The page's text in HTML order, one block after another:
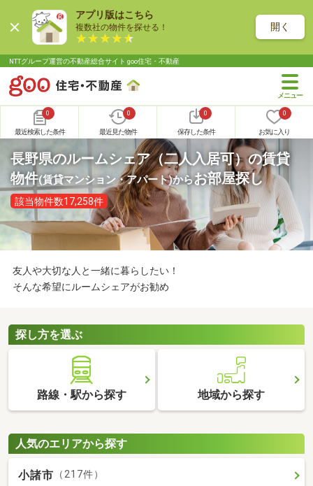
アプリ版はこちら
複数社の物件を探せる！ 開く
NTTグループ運営の不動産総合サイト goo住宅・不動産
0
最近検索した条件
0
最近見た物件
0
保存した条件
0
お気に入り
長野県のルームシェア（二人入居可）の賃貸
物件(賃貸マンション・アパート)からお部屋探し
該当物件数17,258件
友人や大切な人と一緒に暮らしたい！
そんな希望にルームシェアがお勧め
探し方を選ぶ
路線・駅から探す 地域から探す
人気のエリアから探す
小諸市 （217件）